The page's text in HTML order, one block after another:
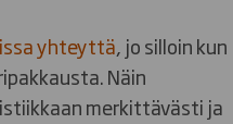
yhteyttä, jo silloin kun
Näin
merkittävästi ja